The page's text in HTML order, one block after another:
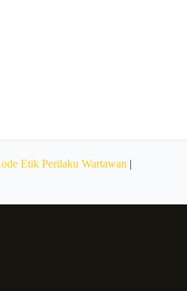
Etik Perilaku Wartawan |